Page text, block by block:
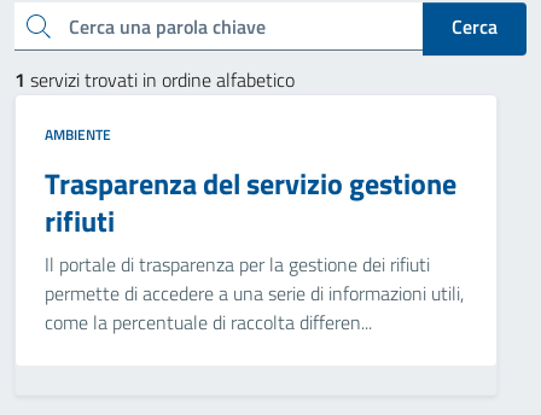
Cerca una parola chiave
Cerca
1 servizi trovati in ordine alfabetico
AMBIENTE
Trasparenza del servizio gestione
rifiuti
Il portale di trasparenza per la gestione dei rifiuti
permette di accedere a una serie di informazioni utili,
come la percentuale di raccolta differen...